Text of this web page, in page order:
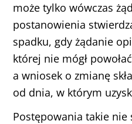
może tylko wówczas
postanowienia
spadku, gdy żądanie
której nie mógł
a wniosek o zmianę
od dnia, w którym
Postępowania takie nie